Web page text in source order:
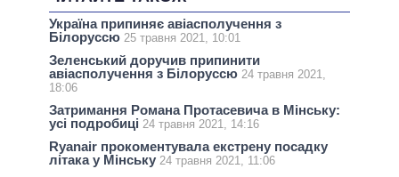
Україна припиняє авіасполучення з
Білоруссю 25 травня 2021, 10:01
Зеленський доручив припинити
авіасполучення з Білоруссю 24 травня 2021,
18:06
Затримання Романа Протасевича в Мінську:
усі подробиці 24 травня 2021, 14:16
Ryanair прокоментувала екстрену посадку
літака у Мінську 24 травня 2021, 11:06